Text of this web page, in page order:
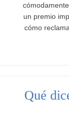
un premio
cómo
Qué